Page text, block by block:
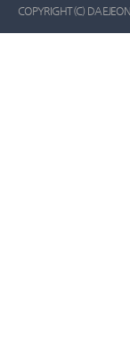
COPYRIGHT(C)